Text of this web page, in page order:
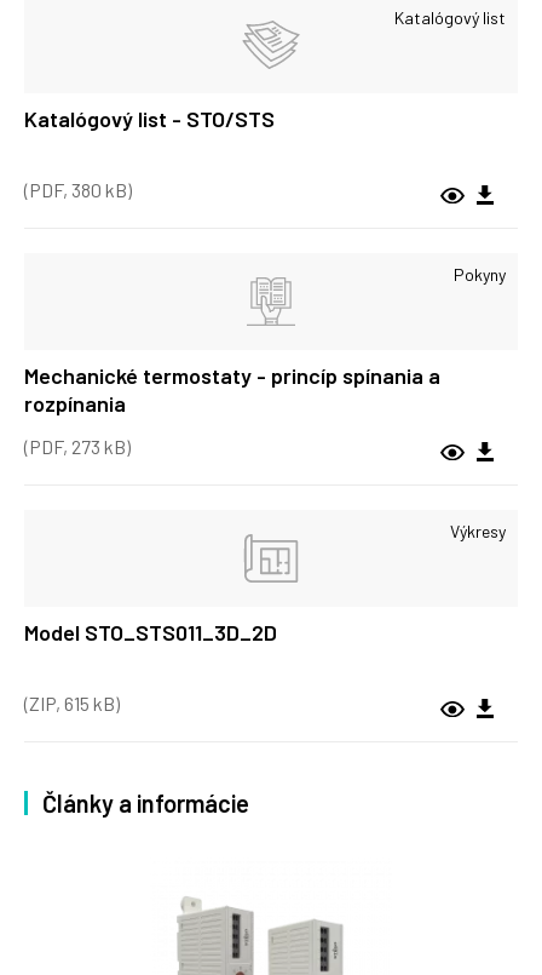
Katalógový list
Katalógový list - STO/STS
(PDF, 380 kB)
Pokyny
Mechanické termostaty - princíp spínania a
rozpínania
(PDF, 273 kB)
Výkresy
Model STO_STS011_3D_2D
(ZIP, 615 kB)
Články a informácie